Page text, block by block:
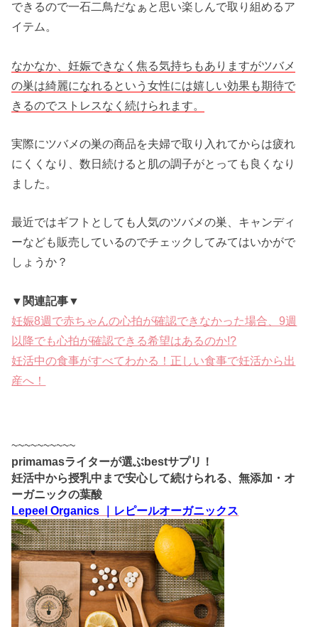
できるので一石二鳥だなぁと思い楽しんで取り組めるア
イテム。
なかなか、妊娠できなく焦る気持ちもありますがツバメ
の巣は綺麗になれるという女性には嬉しい効果も期待で
きるのでストレスなく続けられます。
実際にツバメの巣の商品を夫婦で取り入れてからは疲れ
にくくなり、数日続けると肌の調子がとっても良くなり
ました。
最近ではギフトとしても人気のツバメの巣、キャンディ
ーなども販売しているのでチェックしてみてはいかがで
しょうか？
▼関連記事▼
妊娠8週で赤ちゃんの心拍が確認できなかった場合、9週
以降でも心拍が確認できる希望はあるのか!?
妊活中の食事がすべてわかる！正しい食事で妊活から出
産へ！
~~~~~~~~~~
primamasライターが選ぶbestサプリ！
妊活中から授乳中まで安心して続けられる、無添加・オ
ーガニックの葉酸
Lepeel Organics ｜レピールオーガニックス